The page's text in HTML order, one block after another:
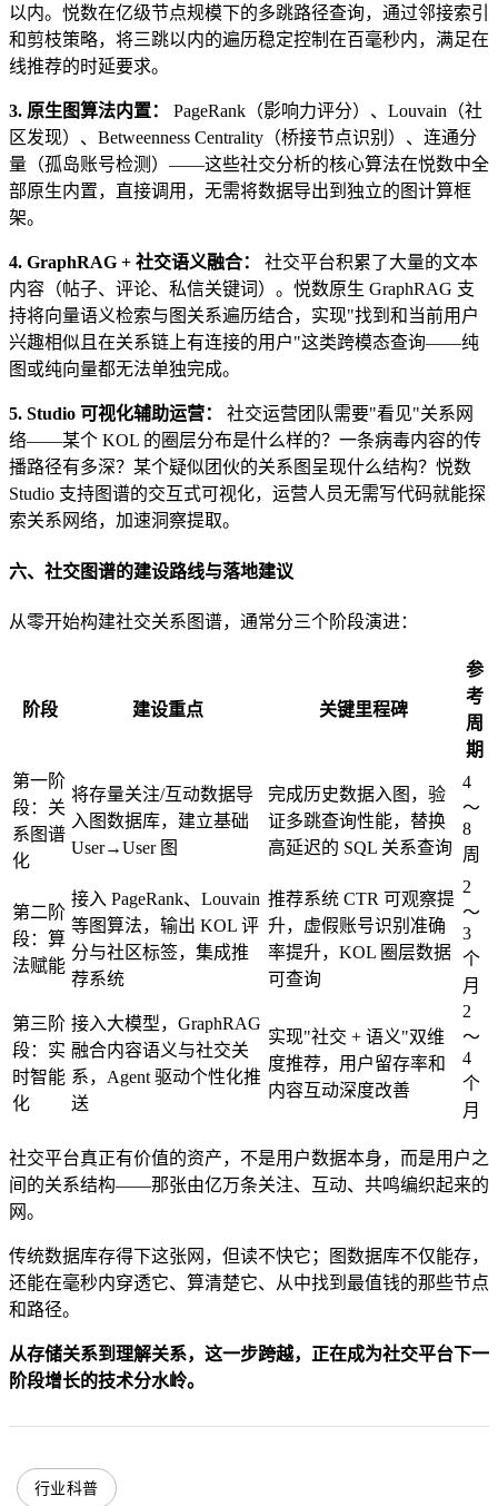
以内。悦数在亿级节点规模下的多跳路径查询，通过邻接索引
和剪枝策略，将三跳以内的遍历稳定控制在百毫秒内，满足在
线推荐的时延要求。
3. 原生图算法内置：
PageRank（影响力评分）、Louvain（社
区发现）、Betweenness Centrality（桥接节点识别）、连通分
量（孤岛账号检测）——这些社交分析的核心算法在悦数中全
部原生内置，直接调用，无需将数据导出到独立的图计算框
架。
4. GraphRAG + 社交语义融合：
社交平台积累了大量的文本
内容（帖子、评论、私信关键词）。悦数原生 GraphRAG 支
持将向量语义检索与图关系遍历结合，实现"找到和当前用户
兴趣相似且在关系链上有连接的用户"这类跨模态查询——纯
图或纯向量都无法单独完成。
5. Studio 可视化辅助运营：
社交运营团队需要"看见"关系网
络——某个 KOL 的圈层分布是什么样的？一条病毒内容的传
播路径有多深？某个疑似团伙的关系图呈现什么结构？悦数
Studio 支持图谱的交互式可视化，运营人员无需写代码就能探
索关系网络，加速洞察提取。
六、社交图谱的建设路线与落地建议
从零开始构建社交关系图谱，通常分三个阶段演进：
阶段 建设重点 关键里程碑
参
考
周
期
第一阶
段：关
系图谱
化
将存量关注/互动数据导
入图数据库，建立基础
User→User 图
完成历史数据入图，验
证多跳查询性能，替换
高延迟的 SQL 关系查询
4
～
8
周
第二阶
段：算
法赋能
接入 PageRank、Louvain
等图算法，输出 KOL 评
分与社区标签，集成推
荐系统
推荐系统 CTR 可观察提
升，虚假账号识别准确
率提升，KOL 圈层数据
可查询
2
～
3
个
月
第三阶
段：实
时智能
化
接入大模型，GraphRAG
融合内容语义与社交关
系，Agent 驱动个性化推
送
实现"社交 + 语义"双维
度推荐，用户留存率和
内容互动深度改善
2
～
4
个
月
社交平台真正有价值的资产，不是用户数据本身，而是用户之
间的关系结构——那张由亿万条关注、互动、共鸣编织起来的
网。
传统数据库存得下这张网，但读不快它；图数据库不仅能存，
还能在毫秒内穿透它、算清楚它、从中找到最值钱的那些节点
和路径。
从存储关系到理解关系，这一步跨越，正在成为社交平台下一
阶段增长的技术分水岭。
行业科普